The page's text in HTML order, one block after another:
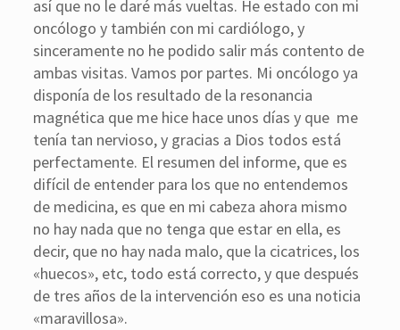
así que no le daré más vueltas. He estado con mi
oncólogo y también con mi cardiólogo, y
sinceramente no he podido salir más contento de
ambas visitas. Vamos por partes. Mi oncólogo ya
disponía de los resultado de la resonancia
magnética que me hice hace unos días y que me
tenía tan nervioso, y gracias a Dios todos está
perfectamente. El resumen del informe, que es
difícil de entender para los que no entendemos
de medicina, es que en mi cabeza ahora mismo
no hay nada que no tenga que estar en ella, es
decir, que no hay nada malo, que la cicatrices, los
«huecos», etc, todo está correcto, y que después
de tres años de la intervención eso es una noticia
«maravillosa».